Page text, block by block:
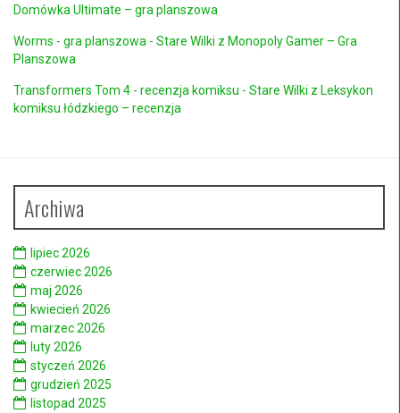
Domówka Ultimate – gra planszowa
Worms - gra planszowa - Stare Wilki z Monopoly Gamer – Gra
Planszowa
Transformers Tom 4 - recenzja komiksu - Stare Wilki z Leksykon
komiksu łódzkiego – recenzja
Archiwa
lipiec 2026
czerwiec 2026
maj 2026
kwiecień 2026
marzec 2026
luty 2026
styczeń 2026
grudzień 2025
listopad 2025